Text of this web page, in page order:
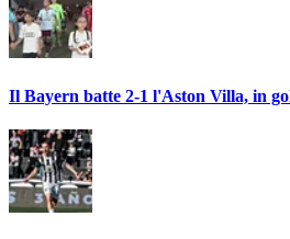
Il Bayern batte 2-1 l'Aston Villa, in